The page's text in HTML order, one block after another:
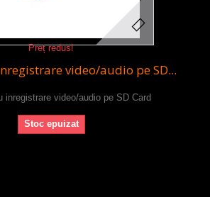
Preț redus!
video/audio pe SD...
inregistrare video/audio pe SD Card
Stoc epuizat